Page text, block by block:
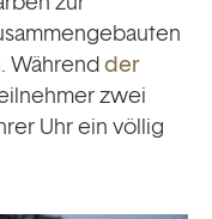
Währendder
zwei
Uhr ein völlig